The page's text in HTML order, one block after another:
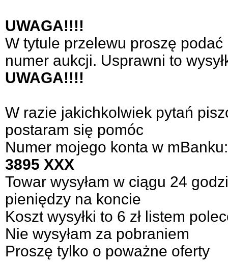
UWAGA!!!!
W tytule przelewu proszę
numer aukcji. Usprawni to
UWAGA!!!!
W razie jakichkolwiek pytań
postaram się pomóc
Numer mojego konta w
3895 XXX
Towar wysyłam w ciągu 24
pieniędzy na koncie
Koszt wysyłki to 6 zł listem
Nie wysyłam za pobraniem
Proszę tylko o poważne oferty